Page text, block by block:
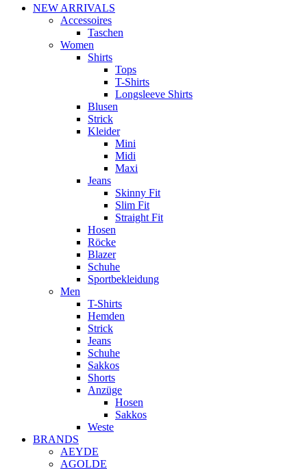
NEW ARRIVALS
Accessoires
Taschen
Women
Shirts
Tops
T-Shirts
Longsleeve Shirts
Blusen
Strick
Kleider
Mini
Midi
Maxi
Jeans
Skinny Fit
Slim Fit
Straight Fit
Hosen
Röcke
Blazer
Schuhe
Sportbekleidung
Men
T-Shirts
Hemden
Strick
Jeans
Schuhe
Sakkos
Shorts
Anzüge
Hosen
Sakkos
Weste
BRANDS
AEYDE
AGOLDE